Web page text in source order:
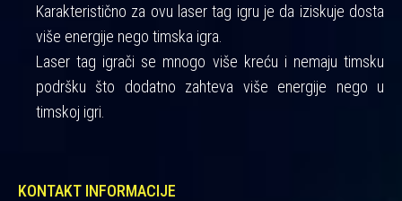
Karakteristično za ovu laser tag igru je da iziskuje dosta
više energije nego timska igra.
Laser tag igrači se mnogo više kreću i nemaju timsku
podršku što dodatno zahteva više energije nego u
timskoj igri.
KONTAKT INFORMACIJE